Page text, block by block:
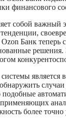
финансового
собой важный
Банк теперь
является
подобные
более